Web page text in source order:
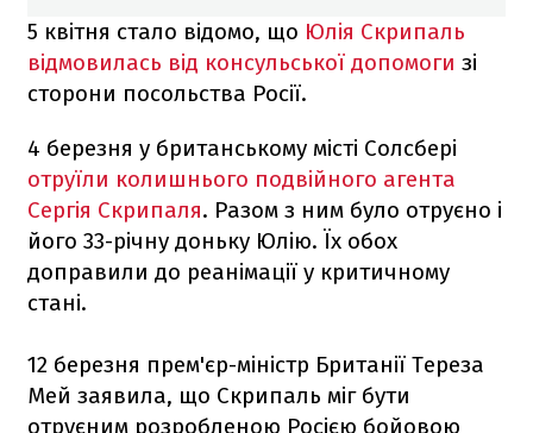
5 квітня стало відомо, що Юлія Скрипаль
відмовилась від консульської допомоги зі
сторони посольства Росії.
4 березня у британському місті Солсбері
отруїли колишнього подвійного агента
Сергія Скрипаля. Разом з ним було отруєно і
його 33-річну доньку Юлію. Їх обох
доправили до реанімації у критичному
стані.
12 березня прем'єр-міністр Британії Тереза
Мей заявила, що Скрипаль міг бути
отруєним розробленою Росією бойовою